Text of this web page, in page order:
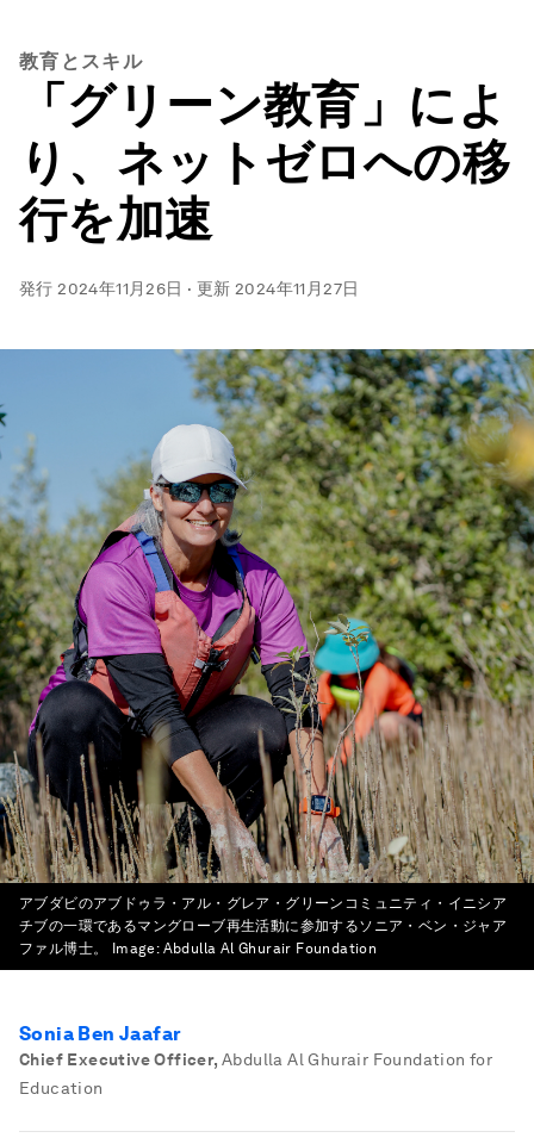
教育とスキル
「グリーン教育」によ
り、ネットゼロへの移
行を加速
発行2024年11月26日 · 更新2024年11月27日
アブダビのアブドゥラ・アル・グレア・グリーンコミュニティ・イニシア
チブの一環であるマングローブ再生活動に参加するソニア・ベン・ジャア
ファル博士。
Image: Abdulla Al Ghurair Foundation
Sonia Ben Jaafar
Chief Executive Officer, Abdulla Al Ghurair Foundation for
Education